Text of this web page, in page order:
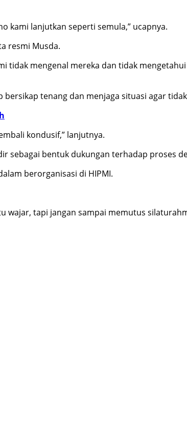
kami lanjutkan seperti semula,” ucapnya.
resmi Musda.
tidak mengenal mereka dan tidak
tenang dan menjaga situasi agar
kondusif,” lanjutnya.
sebagai bentuk dukungan terhadap proses
berorganisasi di HIPMI.
wajar, tapi jangan sampai memutus